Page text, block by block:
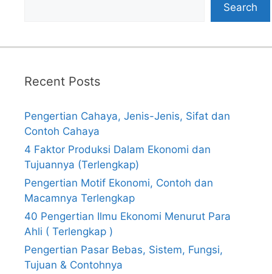
Search
Recent Posts
Pengertian Cahaya, Jenis-Jenis, Sifat dan
Contoh Cahaya
4 Faktor Produksi Dalam Ekonomi dan
Tujuannya (Terlengkap)
Pengertian Motif Ekonomi, Contoh dan
Macamnya Terlengkap
40 Pengertian Ilmu Ekonomi Menurut Para
Ahli ( Terlengkap )
Pengertian Pasar Bebas, Sistem, Fungsi,
Tujuan & Contohnya